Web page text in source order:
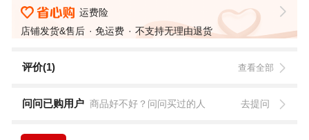
运费险
店铺发货&售后
免运费 不支持无理由退货
评价(1) 查看全部
问问已购用户 商品好不好？问问买过的人 去提问